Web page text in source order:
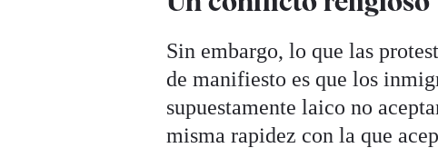
Sin embargo, lo que las
de manifiesto es que los
supuestamente laico no
misma rapidez con la que